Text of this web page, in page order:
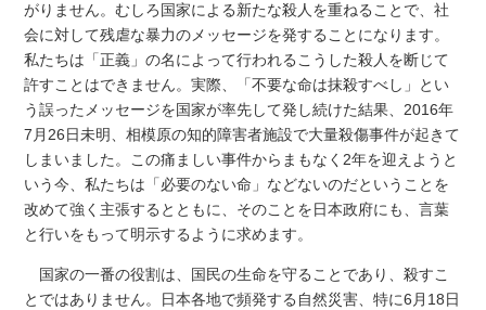
がりません。むしろ国家による新たな殺人を重ねることで、社
会に対して残虐な暴力のメッセージを発することになります。
私たちは「正義」の名によって行われるこうした殺人を断じて
許すことはできません。実際、「不要な命は抹殺すべし」とい
う誤ったメッセージを国家が率先して発し続けた結果、2016年
7月26日未明、相模原の知的障害者施設で大量殺傷事件が起きて
しまいました。この痛ましい事件からまもなく2年を迎えようと
いう今、私たちは「必要のない命」などないのだということを
改めて強く主張するとともに、そのことを日本政府にも、言葉
と行いをもって明示するように求めます。
国家の一番の役割は、国民の生命を守ることであり、殺すこ
とではありません。日本各地で頻発する自然災害、特に6月18日